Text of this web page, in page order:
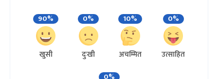
90%
खुसी
0%
दुःखी
10%
अचम्मित
0%
उत्साहित